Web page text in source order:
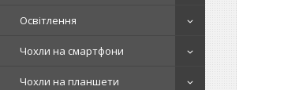
Освітлення
Чохли на смартфони
Чохли на планшети